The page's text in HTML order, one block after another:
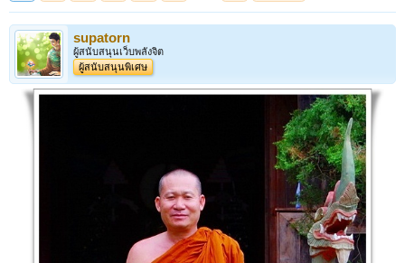
supatorn
ผู้สนับสนุนเว็บพลังจิต
ผู้สนับสนุนพิเศษ